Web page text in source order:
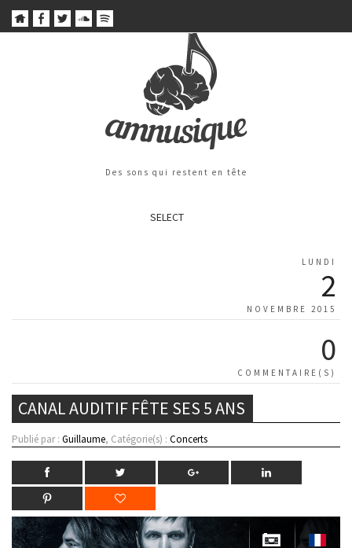
Des sons qui restent en tête
SELECT
LUNDI
2
NOVEMBRE 2015
0
COMMENTAIRE(S)
CANAL AUDITIF FÊTE SES 5 ANS
Publié par : Guillaume, Catégorie(s) : Concerts